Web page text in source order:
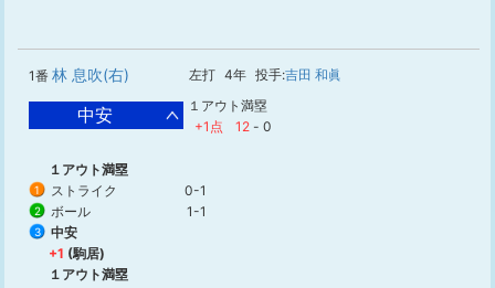
1番 林 息吹(右) 左打 4年 投手:吉田 和眞
中安
１アウト満塁
+1点
12 - 0
１アウト満塁
1 ストライク 0-1
2 ボール 1-1
3
中安
+1 (駒居)
１アウト満塁